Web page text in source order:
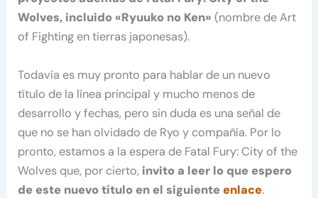
Wolves, incluido «Ryuuko no Ken» (nombre de Art
of Fighting en tierras japonesas).
Todavía es muy pronto para hablar de un nuevo
título de la línea principal y mucho menos de
desarrollo y fechas, pero sin duda es una señal de
que no se han olvidado de Ryo y compañía. Por lo
pronto, estamos a la espera de Fatal Fury: City of the
Wolves que, por cierto, invito a leer lo que espero
de este nuevo título en el siguienteenlace.